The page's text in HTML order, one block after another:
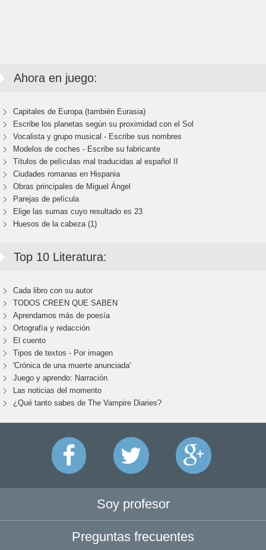
Ahora en juego:
Capitales de Europa (también Eurasia)
Escribe los planetas según su proximidad con el Sol
Vocalista y grupo musical - Escribe sus nombres
Modelos de coches - Escribe su fabricante
Títulos de películas mal traducidas al español II
Ciudades romanas en Hispania
Obras principales de Miguel Ángel
Parejas de película
Elige las sumas cuyo resultado es 23
Huesos de la cabeza (1)
Top 10 Literatura:
Cada libro con su autor
TODOS CREEN QUE SABEN
Aprendamos más de poesía
Ortografía y redacción
El cuento
Tipos de textos - Por imagen
'Crónica de una muerte anunciada'
Juego y aprendo: Narración
Las noticias del momento
¿Qué tanto sabes de The Vampire Diaries?
Soy profesor
Preguntas frecuentes